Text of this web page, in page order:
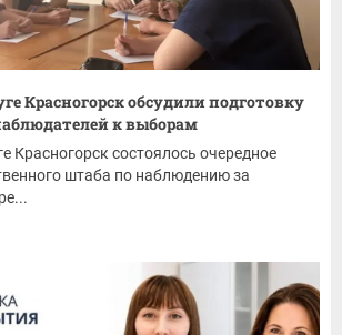
Красногорск обсудили подготовку
к выборам
Красногорск состоялось очередное
штаба по наблюдению за